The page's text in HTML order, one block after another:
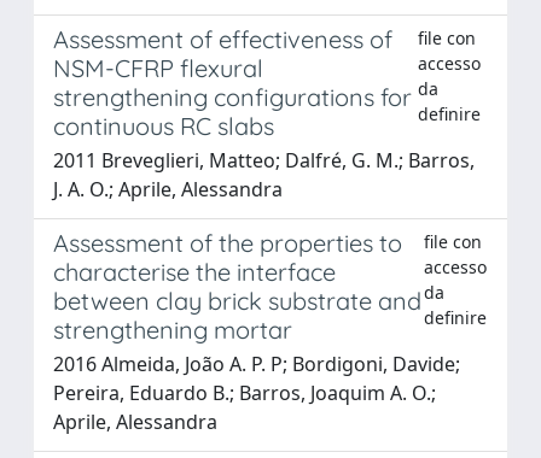
Assessment of effectiveness of
NSM-CFRP flexural
strengthening configurations for
continuous RC slabs
file con
accesso
da
definire
2011 Breveglieri, Matteo; Dalfré, G. M.; Barros,
J. A. O.; Aprile, Alessandra
Assessment of the properties to
characterise the interface
between clay brick substrate and
strengthening mortar
file con
accesso
da
definire
2016 Almeida, João A. P. P; Bordigoni, Davide;
Pereira, Eduardo B.; Barros, Joaquim A. O.;
Aprile, Alessandra